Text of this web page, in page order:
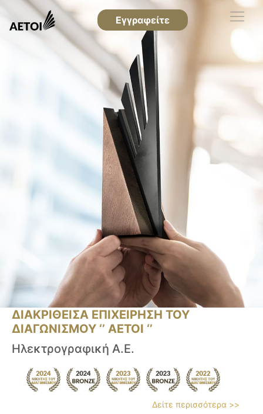
Εγγραφείτε
ΔΙΑΚΡΙΘΕΙΣΑ ΕΠΙΧΕΙΡΗΣΗ ΤΟΥ
ΔΙΑΓΩΝΙΣΜΟΥ ‘’ ΑΕΤΟΙ ‘’
Ηλεκτρογραφική Α.Ε.
Δείτε περισσότερα >>